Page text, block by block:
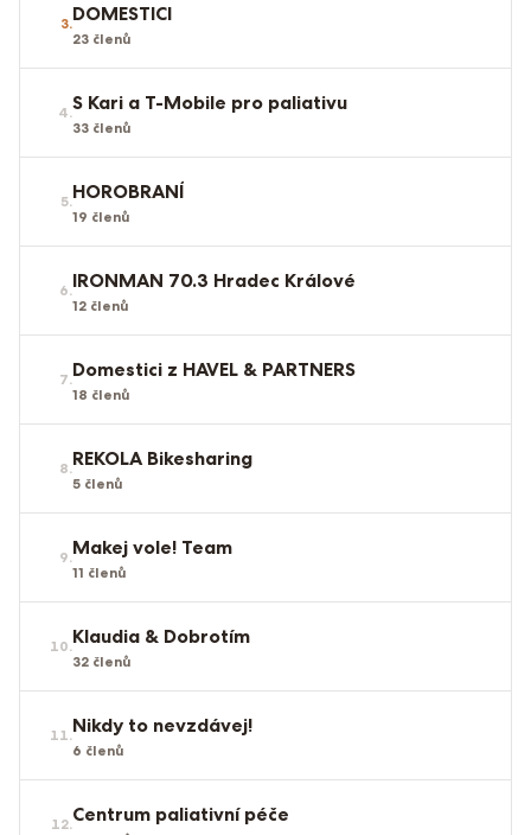
3.DOMESTICI
23 členů
4.S Kari a T-Mobile pro paliativu
33 členů
5.HOROBRANÍ
19 členů
6.IRONMAN 70.3 Hradec Králové
12 členů
7.Domestici z HAVEL & PARTNERS
18 členů
8.REKOLA Bikesharing
5 členů
9.Makej vole! Team
11 členů
10.Klaudia & Dobrotím
32 členů
11.Nikdy to nevzdávej!
6 členů
12.Centrum paliativní péče